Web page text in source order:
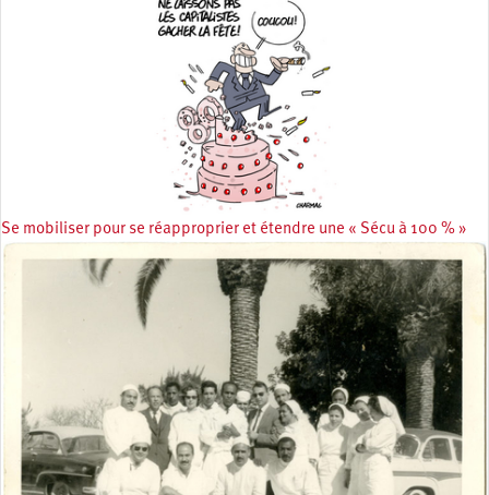
Se mobiliser pour se réapproprier et étendre une « Sécu à 100 % »